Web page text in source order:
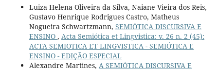
Luiza Helena Oliveira da Silva, Naiane Vieira dos Reis,
Gustavo Henrique Rodrigues Castro, Matheus
Nogueira Schwartzmann, SEMIÓTICA DISCURSIVA E
ENSINO , Acta Semiótica et Lingvistica: v. 26 n. 2 (45):
ACTA SEMIOTICA ET LINGVISTICA - SEMIÓTICA E
ENSINO - EDIÇÃO ESPECIAL
Alexandre Martines, A SEMIÓTICA DISCURSIVA E